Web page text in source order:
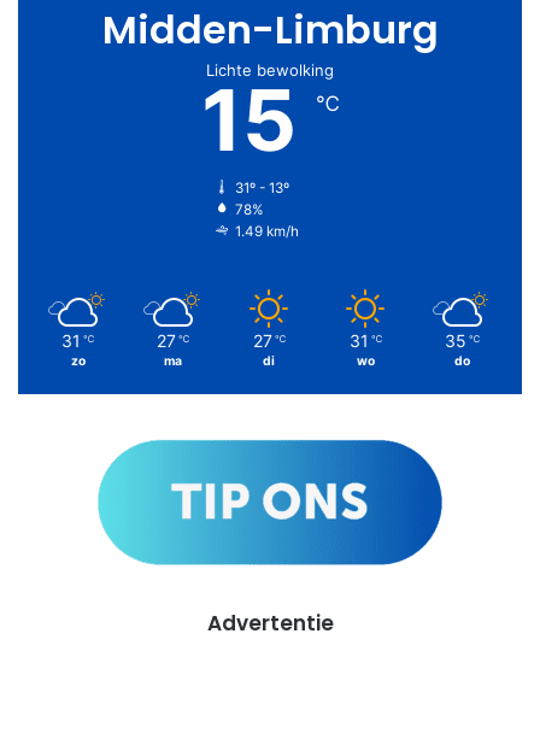
Midden-Limburg
Lichte bewolking
15 ℃
31º - 13º
78%
1.49 km/h
31 ℃
zo
27 ℃
ma
27 ℃
di
31 ℃
wo
35 ℃
do
Advertentie